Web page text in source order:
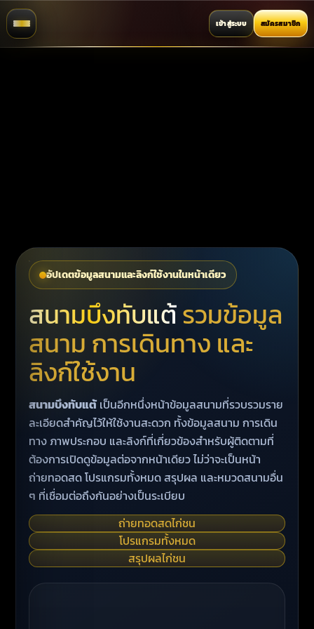
เข้าสู่ระบบ สมัครสมาชิก
อัปเดตข้อมูลสนามและลิงก์ใช้งานในหน้าเดียว
สนามบึงทับแต้รวมข้อมูล
สนาม การเดินทาง และ
ลิงก์ใช้งาน
สนามบึงทับแต้เป็นอีกหนึ่งหน้าข้อมูลสนามที่รวบรวมราย
ละเอียดสำคัญไว้ให้ใช้งานสะดวก ทั้งข้อมูลสนาม การเดิน
ทาง ภาพประกอบ และลิงก์ที่เกี่ยวข้องสำหรับผู้ติดตามที่
ต้องการเปิดดูข้อมูลต่อจากหน้าเดียว ไม่ว่าจะเป็นหน้า
ถ่ายทอดสด โปรแกรมทั้งหมด สรุปผล และหมวดสนามอื่น
ๆ ที่เชื่อมต่อถึงกันอย่างเป็นระเบียบ
ถ่ายทอดสดไก่ชน
โปรแกรมทั้งหมด
สรุปผลไก่ชน